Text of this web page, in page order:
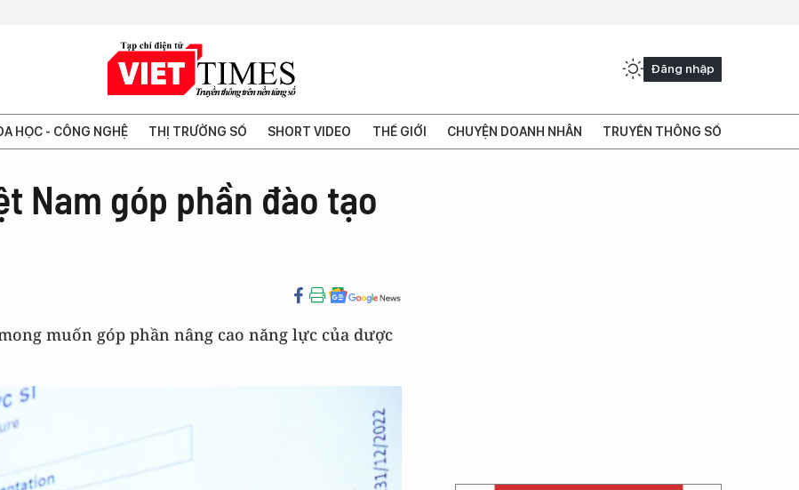
Đăng nhập
HỌC - CÔNG NGHỆ THỊ TRƯỜNG SỐ SHORT VIDEO THẾ GIỚI CHUYỆN DOANH NHÂN TRUYỀN THÔNG SỐ
Nam góp phần đào tạo
muốn góp phần nâng cao năng lực của dược